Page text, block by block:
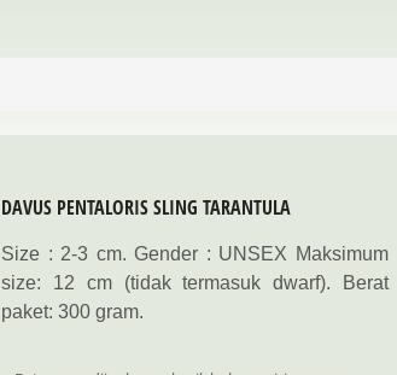
DAVUS PENTALORIS SLING TARANTULA
Size : 2-3 cm. Gender : UNSEX Maksimum
size: 12 cm (tidak termasuk dwarf). Berat
paket: 300 gram.